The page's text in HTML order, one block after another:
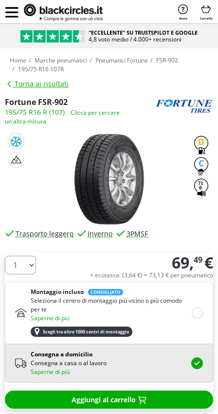
Aiuto Carrello
"ECCELLENTE" SU TRUSTSPILOT E GOOGLE
4,8 voto medio / 4.000+ recensioni
Home Marche pneumatici Pneumatici Fortune
FSR-902
195/75 R16 107R
Torna ai risultati
Fortune FSR-902
195/75 R16 R (107)
Clicca per cercare
un'altra misura
D
C
73
B
Trasporto leggero Inverno 3PMSF
Quantità 69,49 €
+ ecotassa: (3,64€) = 73,13 € per pneumatico
Montaggio incluso
CONSIGLIATO
Seleziona il centro di montaggio più vicino o più comodo
per te
Saperne di più
Scegli tra oltre 1000 centri di montaggio
Consegna a domicilio
Consegna a casa o al lavoro
Saperne di più
Aggiungi al carrello